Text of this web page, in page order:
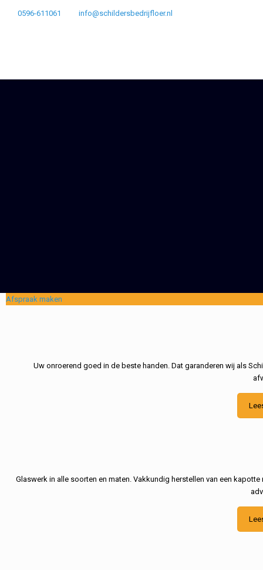
0596-611061 info@schildersbedrijfloer.nl
Afspraak maken
Uw onroerend goed in de beste handen. Dat garanderen wij als
Glaswerk in alle soorten en maten. Vakkundig herstellen van een